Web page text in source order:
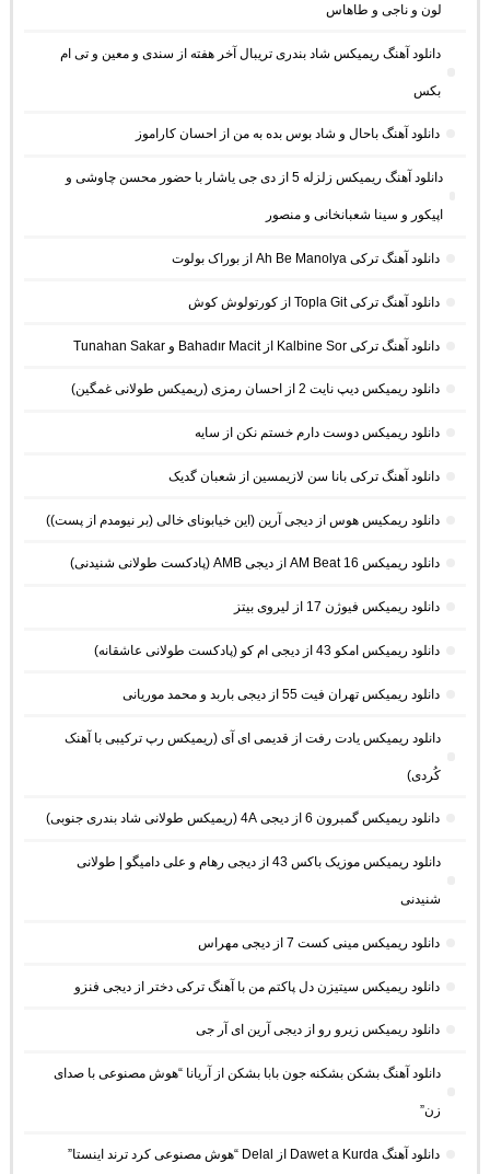
لون و ناجی و طاهاس
دانلود آهنگ ریمیکس شاد بندری تریبال آخر هفته از سندی و معین و تی ام
بکس
دانلود آهنگ باحال و شاد بوس بده به من از احسان کاراموز
دانلود آهنگ ریمیکس زلزله 5 از دی جی یاشار با حضور محسن چاوشی و
اپیکور و سینا شعبانخانی و منصور
دانلود آهنگ ترکی Ah Be Manolya از بوراک بولوت
دانلود آهنگ ترکی Topla Git از کورتولوش کوش
دانلود آهنگ ترکی Kalbine Sor از Bahadır Macit و Tunahan Sakar
دانلود ریمیکس دیپ نایت 2 از احسان رمزی (ریمیکس طولانی غمگین)
دانلود ریمیکس دوست دارم خستم نکن از سایه
دانلود آهنگ ترکی بانا سن لازیمسین از شعبان گدیک
دانلود ریمکیس هوس از دیجی آرین (این خیابونای خالی (بر نیومدم از پست))
دانلود ریمیکس AM Beat 16 از دیجی AMB (پادکست طولانی شنیدنی)
دانلود ریمیکس فیوژن 17 از لیروی بیتز
دانلود ریمیکس امکو 43 از دیجی ام کو (پادکست طولانی عاشقانه)
دانلود ریمیکس تهران فیت 55 از دیجی باربد و محمد موریانی
دانلود ریمیکس یادت رفت از قدیمی ای آی (ریمیکس رپ ترکیبی با آهنک
کُردی)
دانلود ریمیکس گمبرون 6 از دیجی 4A (ریمیکس طولانی شاد بندری جنوبی)
دانلود ریمیکس موزیک باکس 43 از دیجی رهام و علی دامیگو | طولانی
شنیدنی
دانلود ریمیکس مینی کست 7 از دیجی مهراس
دانلود ریمیکس سیتیزن دل پاکتم من با آهنگ ترکی دختر از دیجی فنزو
دانلود ریمیکس زیرو رو از دیجی آرین ای آر جی
دانلود آهنگ بشکن بشکنه جون بابا بشکن از آریانا “هوش مصنوعی با صدای
زن”
دانلود آهنگ Dawet a Kurda از Delal “هوش مصنوعی کرد ترند اینستا”